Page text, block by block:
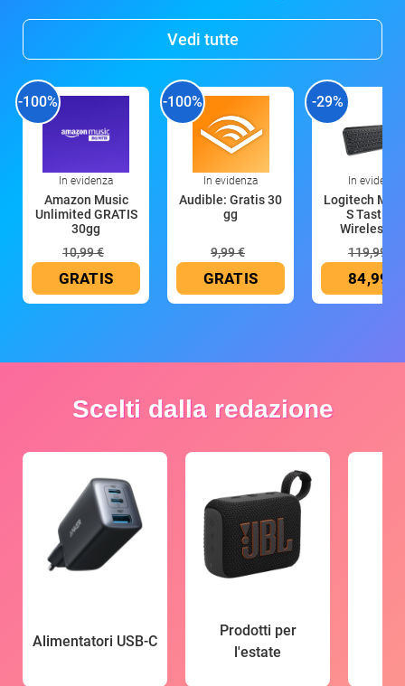
Vedi tutte
-100%
In evidenza
Amazon Music
Unlimited GRATIS
30gg
10,99 €
GRATIS
-100%
In evidenza
Audible: Gratis 30
gg
9,99 €
GRATIS
-29%
In evidenza
Logitech MX
S Tastiera
Wireless
119,99 €
84,99 €
Scelti dalla redazione
Alimentatori USB-C
Prodotti per
l'estate